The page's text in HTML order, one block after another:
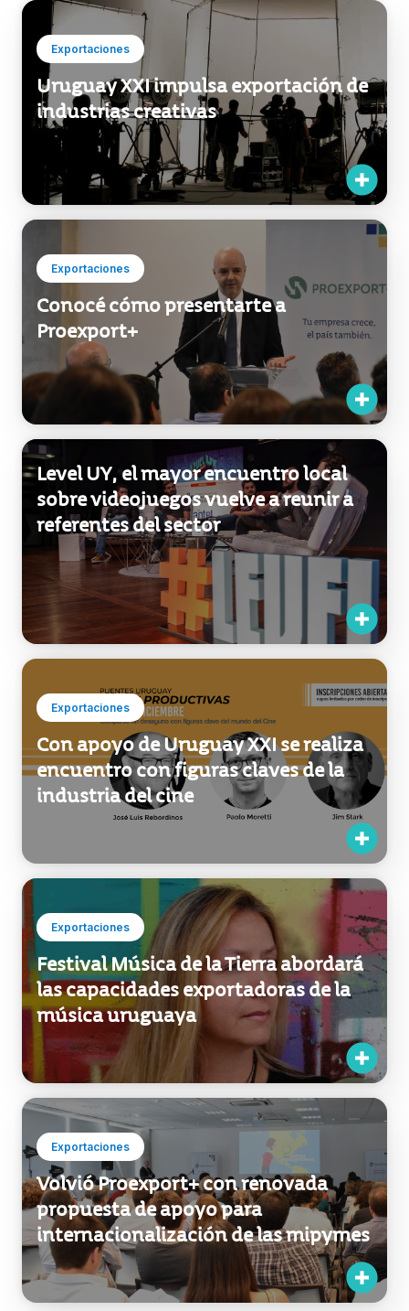
Exportaciones
Uruguay XXI impulsa exportación de
industrias creativas
Exportaciones
Conocé cómo presentarte a
Proexport+
Level UY, el mayor encuentro local
sobre videojuegos vuelve a reunir a
referentes del sector
Exportaciones
Con apoyo de Uruguay XXI se realiza
encuentro con figuras claves de la
industria del cine
Exportaciones
Festival Música de la Tierra abordará
las capacidades exportadoras de la
música uruguaya
Exportaciones
Volvió Proexport+ con renovada
propuesta de apoyo para
internacionalización de las mipymes